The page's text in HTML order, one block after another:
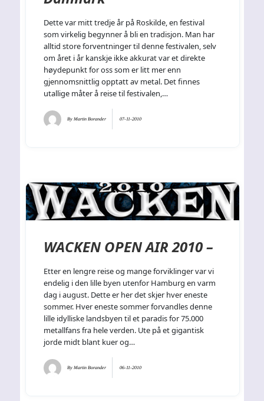
Dette var mitt tredje år på Roskilde, en festival
som virkelig begynner å bli en tradisjon. Man har
alltid store forventninger til denne festivalen, selv
om året i år kanskje ikke akkurat var et direkte
høydepunkt for oss som er litt mer enn
gjennomsnittlig opptatt av metal. Det finnes
utallige måter å reise til festivalen,…
ByMartin Borander 07-11-2010
WACKEN OPEN AIR 2010 –
Etter en lengre reise og mange forviklinger var vi
endelig i den lille byen utenfor Hamburg en varm
dag i august. Dette er her det skjer hver eneste
sommer. Hver eneste sommer forvandles denne
lille idylliske landsbyen til et paradis for 75.000
metallfans fra hele verden. Ute på et gigantisk
jorde midt blant kuer og…
ByMartin Borander 06-11-2010